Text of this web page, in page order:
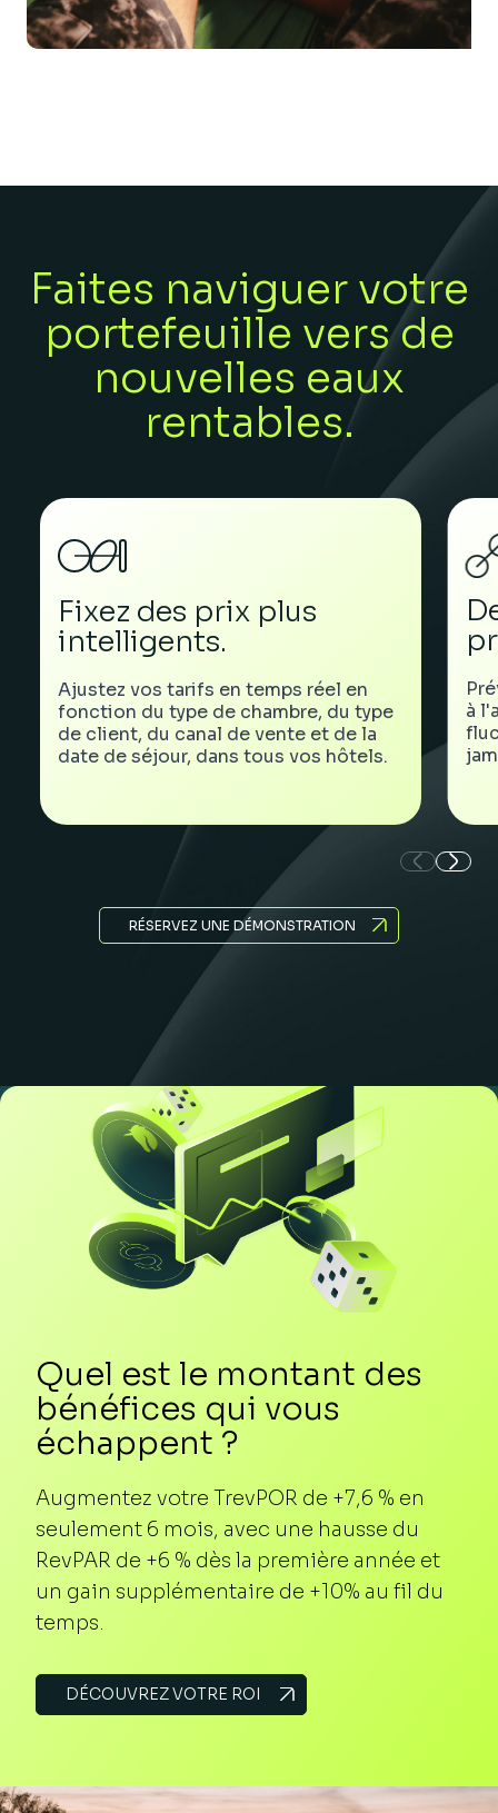
Faites naviguer votre
portefeuille vers de
nouvelles eaux
rentables.
Fixez des prix plus
intelligents.
Ajustez vos tarifs en temps réel en
fonction du type de chambre, du type
de client, du canal de vente et de la
date de séjour, dans tous vos hôtels.
à
RÉSERVEZ UNE DÉMONSTRATION
Quel est le montant des
bénéfices qui vous
échappent ?
Augmentez votre TrevPOR de +7,6 % en
seulement 6 mois, avec une hausse du
RevPAR de +6 % dès la première année et
un gain supplémentaire de +10% au fil du
temps.
DÉCOUVREZ VOTRE ROI